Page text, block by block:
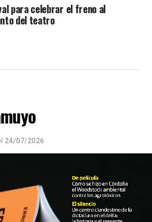
para celebrar el freno al
del teatro
24/07/2026